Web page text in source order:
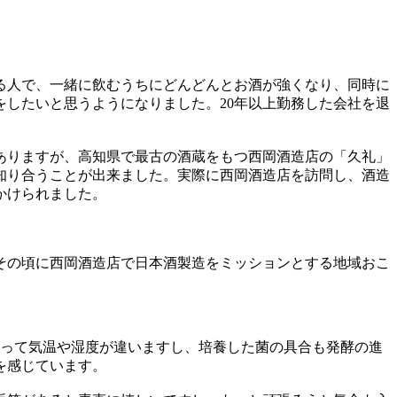
で、一緒に飲むうちにどんどんとお酒が強くなり、同時に
たいと思うようになりました。20年以上勤務した会社を退
ますが、高知県で最古の酒蔵をもつ西岡酒造店の「久礼」
合うことが出来ました。実際に西岡酒造店を訪問し、酒造
られました。
頃に西岡酒造店で日本酒製造をミッションとする地域おこ
て気温や湿度が違いますし、培養した菌の具合も発酵の進
じています。